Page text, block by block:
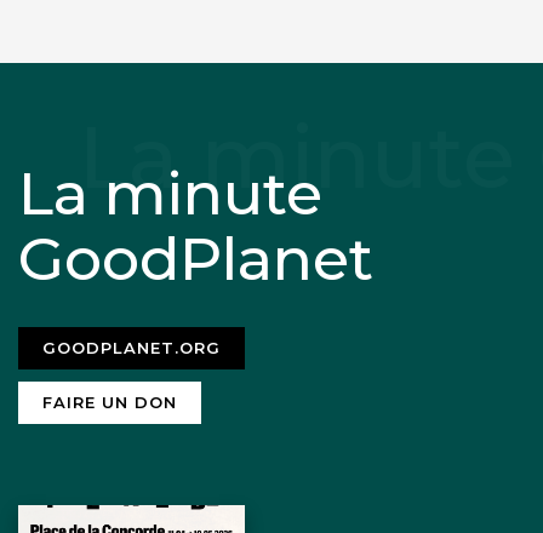
La minute
GoodPlanet
GOODPLANET.ORG
FAIRE UN DON